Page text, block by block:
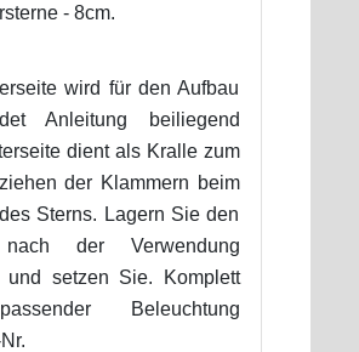
- 8cm.
wird für den Aufbau
Anleitung beiliegend
dient als Kralle zum
der Klammern beim
Sterns. Lagern Sie den
der Verwendung
und setzen Sie. Komplett
Beleuchtung